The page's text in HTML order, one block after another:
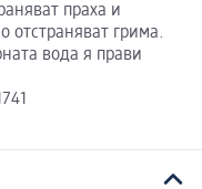
праха и
отстраняват грима.
вода я прави